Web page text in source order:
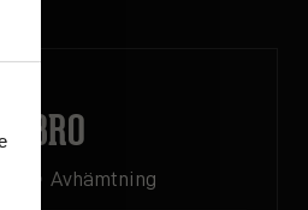
Avhämtning